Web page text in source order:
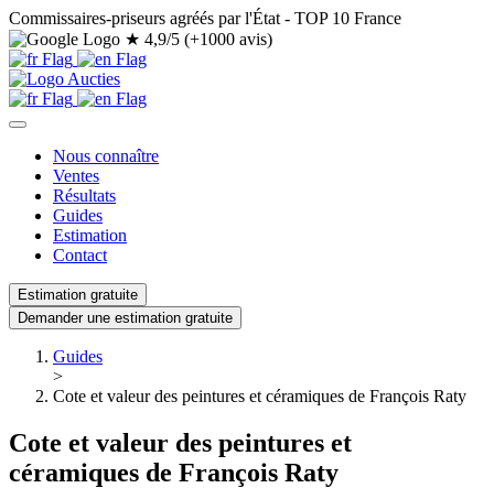
Commissaires-priseurs agréés par l'État - TOP 10 France
★ 4,9/5 (+1000 avis)
Nous connaître
Ventes
Résultats
Guides
Estimation
Contact
Estimation gratuite
Demander une estimation gratuite
Guides
>
Cote et valeur des peintures et céramiques de François Raty
Cote et valeur des peintures et
céramiques de François Raty